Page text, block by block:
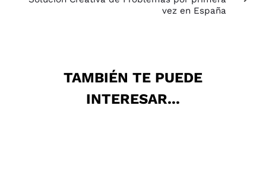
vez en España
TAMBIÉN TE PUEDE
INTERESAR...